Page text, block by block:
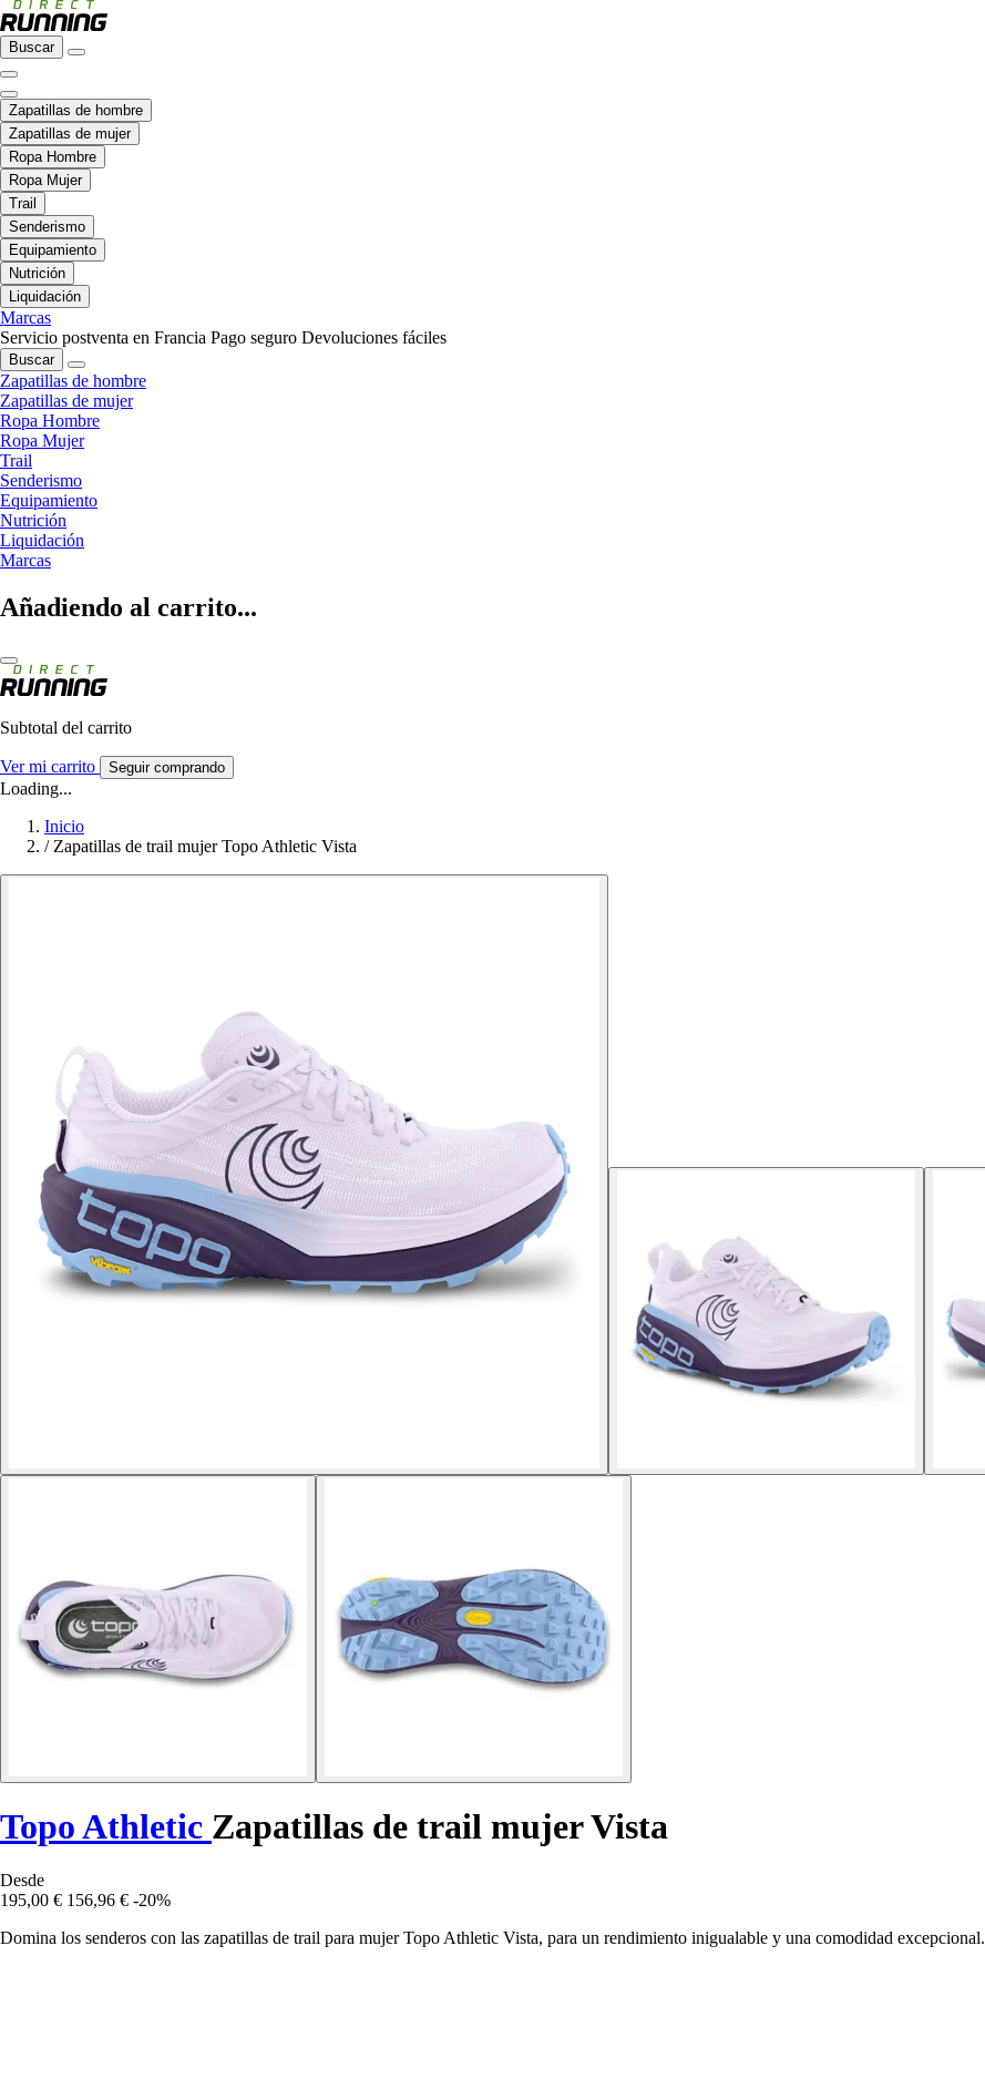
Buscar
Zapatillas de hombre
Zapatillas de mujer
Ropa Hombre
Ropa Mujer
Trail
Senderismo
Equipamiento
Nutrición
Liquidación
Marcas
Servicio postventa en Francia Pago seguro Devoluciones fáciles
Buscar
Zapatillas de hombre
Zapatillas de mujer
Ropa Hombre
Ropa Mujer
Trail
Senderismo
Equipamiento
Nutrición
Liquidación
Marcas
Añadiendo al carrito...
Subtotal del carrito
Ver mi carrito Seguir comprando
Loading...
Inicio
/ Zapatillas de trail mujer Topo Athletic Vista
Topo Athletic Zapatillas de trail mujer Vista
Desde
195,00 € 156,96 € -20%
Domina los senderos con las zapatillas de trail para mujer Topo Athletic Vista, para un rendimiento inigualable y una comodidad excepcional.